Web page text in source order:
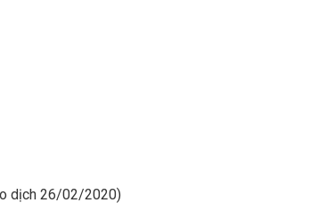
dịch 26/02/2020)